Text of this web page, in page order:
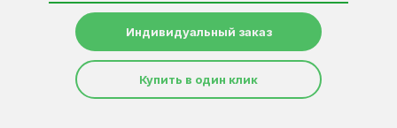
Индивидуальный заказ
Купить в один клик